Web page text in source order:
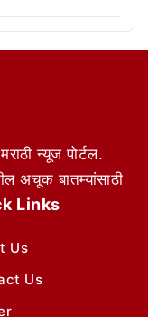
न्यूज पोर्टल.
अचूक बातम्यांसाठी
Links
Us
Us